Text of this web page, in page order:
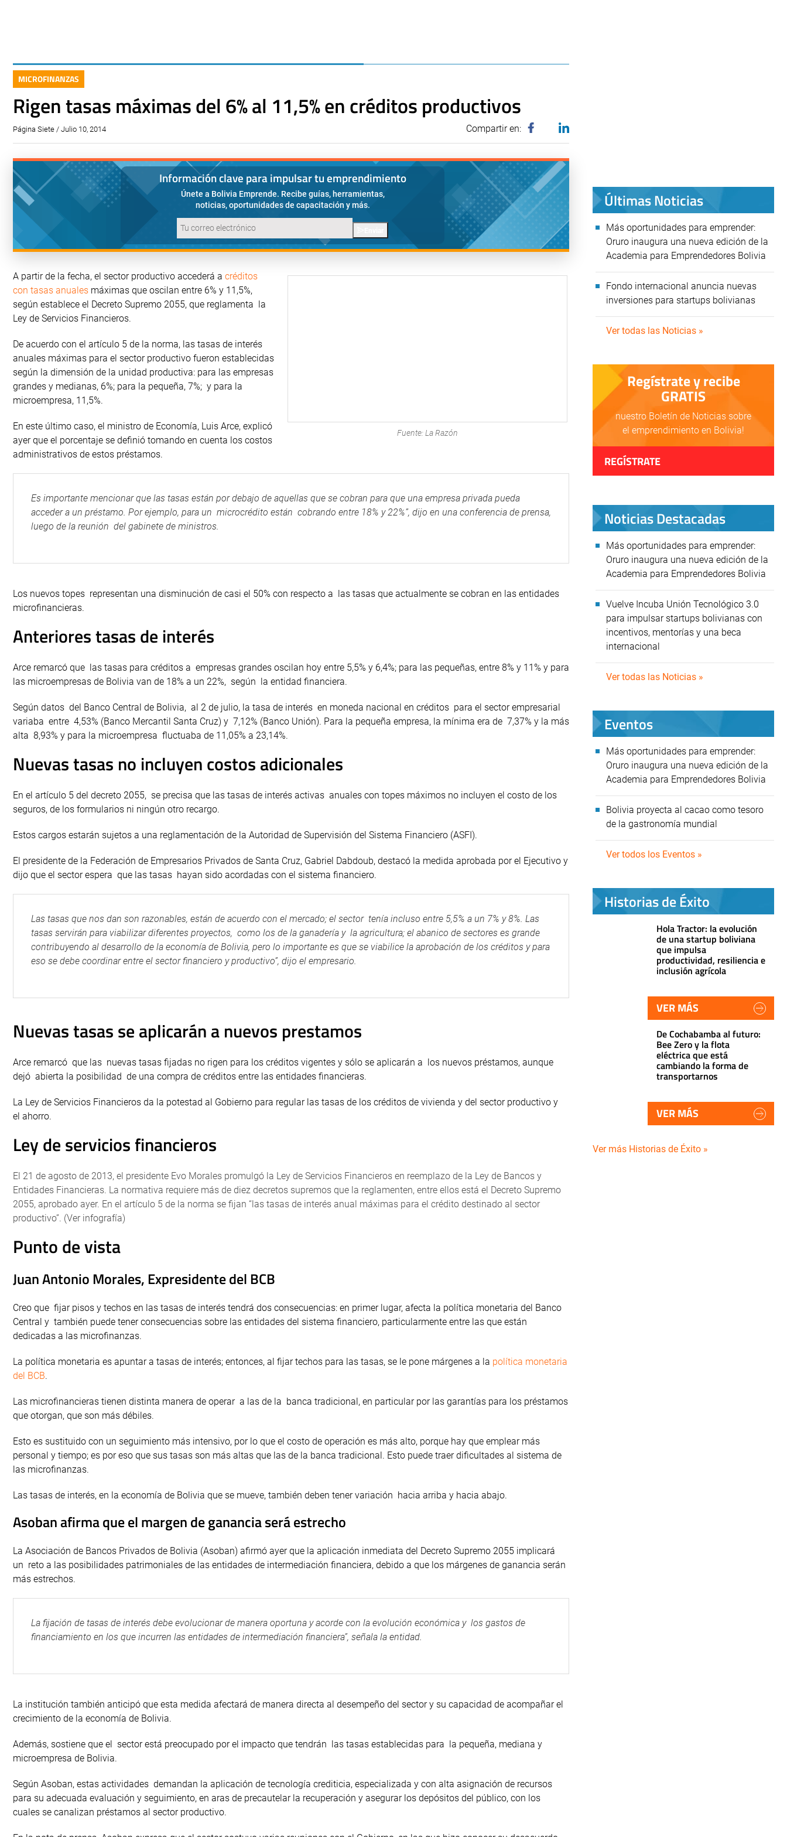
MICROFINANZAS
Rigen tasas máximas del 6% al 11,5% en créditos productivos
Página Siete / Julio 10, 2014 Compartir en:
Información clave para impulsar tu emprendimiento
Únete a Bolivia Emprende. Recibe guías, herramientas,
noticias, oportunidades de capacitación y más.
Fuente: La Razón
A partir de la fecha, el sector productivo accederá a créditos
con tasas anuales máximas que oscilan entre 6% y 11,5%,
según establece el Decreto Supremo 2055, que reglamenta la
Ley de Servicios Financieros.
De acuerdo con el artículo 5 de la norma, las tasas de interés
anuales máximas para el sector productivo fueron establecidas
según la dimensión de la unidad productiva: para las empresas
grandes y medianas, 6%; para la pequeña, 7%; y para la
microempresa, 11,5%.
En este último caso, el ministro de Economía, Luis Arce, explicó
ayer que el porcentaje se definió tomando en cuenta los costos
administrativos de estos préstamos.
Es importante mencionar que las tasas están por debajo de aquellas que se cobran para que una empresa privada pueda
acceder a un préstamo. Por ejemplo, para un microcrédito están cobrando entre 18% y 22%”, dijo en una conferencia de prensa,
luego de la reunión del gabinete de ministros.
Los nuevos topes representan una disminución de casi el 50% con respecto a las tasas que actualmente se cobran en las entidades
microfinancieras.
Anteriores tasas de interés
Arce remarcó que las tasas para créditos a empresas grandes oscilan hoy entre 5,5% y 6,4%; para las pequeñas, entre 8% y 11% y para
las microempresas de Bolivia van de 18% a un 22%, según la entidad financiera.
Según datos del Banco Central de Bolivia, al 2 de julio, la tasa de interés en moneda nacional en créditos para el sector empresarial
variaba entre 4,53% (Banco Mercantil Santa Cruz) y 7,12% (Banco Unión). Para la pequeña empresa, la mínima era de 7,37% y la más
alta 8,93% y para la microempresa fluctuaba de 11,05% a 23,14%.
Nuevas tasas no incluyen costos adicionales
En el artículo 5 del decreto 2055, se precisa que las tasas de interés activas anuales con topes máximos no incluyen el costo de los
seguros, de los formularios ni ningún otro recargo.
Estos cargos estarán sujetos a una reglamentación de la Autoridad de Supervisión del Sistema Financiero (ASFI).
El presidente de la Federación de Empresarios Privados de Santa Cruz, Gabriel Dabdoub, destacó la medida aprobada por el Ejecutivo y
dijo que el sector espera que las tasas hayan sido acordadas con el sistema financiero.
Las tasas que nos dan son razonables, están de acuerdo con el mercado; el sector tenía incluso entre 5,5% a un 7% y 8%. Las
tasas servirán para viabilizar diferentes proyectos, como los de la ganadería y la agricultura; el abanico de sectores es grande
contribuyendo al desarrollo de la economía de Bolivia, pero lo importante es que se viabilice la aprobación de los créditos y para
eso se debe coordinar entre el sector financiero y productivo”, dijo el empresario.
Nuevas tasas se aplicarán a nuevos prestamos
Arce remarcó que las nuevas tasas fijadas no rigen para los créditos vigentes y sólo se aplicarán a los nuevos préstamos, aunque
dejó abierta la posibilidad de una compra de créditos entre las entidades financieras.
La Ley de Servicios Financieros da la potestad al Gobierno para regular las tasas de los créditos de vivienda y del sector productivo y
el ahorro.
Ley de servicios financieros
El 21 de agosto de 2013, el presidente Evo Morales promulgó la Ley de Servicios Financieros en reemplazo de la Ley de Bancos y
Entidades Financieras. La normativa requiere más de diez decretos supremos que la reglamenten, entre ellos está el Decreto Supremo
2055, aprobado ayer. En el artículo 5 de la norma se fijan “las tasas de interés anual máximas para el crédito destinado al sector
productivo”. (Ver infografía)
Punto de vista
Juan Antonio Morales, Expresidente del BCB
Creo que fijar pisos y techos en las tasas de interés tendrá dos consecuencias: en primer lugar, afecta la política monetaria del Banco
Central y también puede tener consecuencias sobre las entidades del sistema financiero, particularmente entre las que están
dedicadas a las microfinanzas.
La política monetaria es apuntar a tasas de interés; entonces, al fijar techos para las tasas, se le pone márgenes a la política monetaria
del BCB.
Las microfinancieras tienen distinta manera de operar a las de la banca tradicional, en particular por las garantías para los préstamos
que otorgan, que son más débiles.
Esto es sustituido con un seguimiento más intensivo, por lo que el costo de operación es más alto, porque hay que emplear más
personal y tiempo; es por eso que sus tasas son más altas que las de la banca tradicional. Esto puede traer dificultades al sistema de
las microfinanzas.
Las tasas de interés, en la economía de Bolivia que se mueve, también deben tener variación hacia arriba y hacia abajo.
Asoban afirma que el margen de ganancia será estrecho
La Asociación de Bancos Privados de Bolivia (Asoban) afirmó ayer que la aplicación inmediata del Decreto Supremo 2055 implicará
un reto a las posibilidades patrimoniales de las entidades de intermediación financiera, debido a que los márgenes de ganancia serán
más estrechos.
La fijación de tasas de interés debe evolucionar de manera oportuna y acorde con la evolución económica y los gastos de
financiamiento en los que incurren las entidades de intermediación financiera”, señala la entidad.
La institución también anticipó que esta medida afectará de manera directa al desempeño del sector y su capacidad de acompañar el
crecimiento de la economía de Bolivia.
Además, sostiene que el sector está preocupado por el impacto que tendrán las tasas establecidas para la pequeña, mediana y
microempresa de Bolivia.
Según Asoban, estas actividades demandan la aplicación de tecnología crediticia, especializada y con alta asignación de recursos
para su adecuada evaluación y seguimiento, en aras de precautelar la recuperación y asegurar los depósitos del público, con los
cuales se canalizan préstamos al sector productivo.
Últimas Noticias
Más oportunidades para emprender:
Oruro inaugura una nueva edición de la
Academia para Emprendedores Bolivia
Fondo internacional anuncia nuevas
inversiones para startups bolivianas
Ver todas las Noticias »
Regístrate y recibe
GRATIS
nuestro Boletín de Noticias sobre
el emprendimiento en Bolivia!
REGÍSTRATE
Noticias Destacadas
Más oportunidades para emprender:
Oruro inaugura una nueva edición de la
Academia para Emprendedores Bolivia
Vuelve Incuba Unión Tecnológico 3.0
para impulsar startups bolivianas con
incentivos, mentorías y una beca
internacional
Ver todas las Noticias »
Eventos
Más oportunidades para emprender:
Oruro inaugura una nueva edición de la
Academia para Emprendedores Bolivia
Bolivia proyecta al cacao como tesoro
de la gastronomía mundial
Ver todos los Eventos »
Historias de Éxito
Hola Tractor: la evolución
de una startup boliviana
que impulsa
productividad, resiliencia e
inclusión agrícola
VER MÁS
De Cochabamba al futuro:
Bee Zero y la flota
eléctrica que está
cambiando la forma de
transportarnos
VER MÁS
Ver más Historias de Éxito »